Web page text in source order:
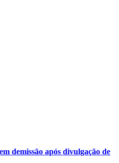
demissão após divulgação de